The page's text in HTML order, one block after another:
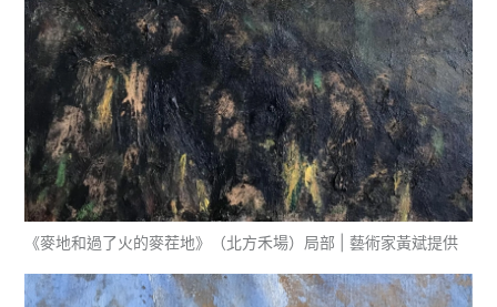
《麥地和過了火的麥茬地》（北方禾場）局部 | 藝術家黃斌提供